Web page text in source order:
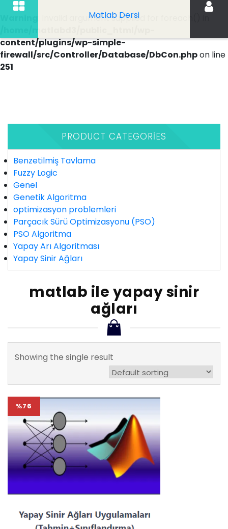
: Invalid argument supplied for foreach() in
content/plugins/wp-simple-
firewall/src/Controller/Database/DbCon.phpon line
251
Matlab Dersi
PRODUCT CATEGORIES
Benzetilmiş Tavlama
Fuzzy Logic
Genel
Genetik Algoritma
optimizasyon problemleri
Parçacık Sürü Optimizasyonu (PSO)
PSO Algoritma
Yapay Arı Algoritması
Yapay Sinir Ağları
matlab ile yapay sinir
ağları
Showing the single result
%76